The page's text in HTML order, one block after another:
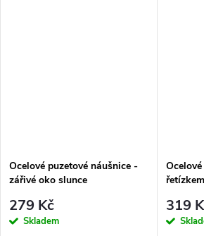
Ocelové puzetové náušnice -
zářivé oko slunce
279 Kč
Skladem
319